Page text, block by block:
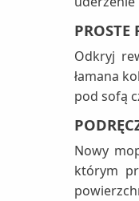
Odkryj
łamana
pod sofą
Nowy
którym